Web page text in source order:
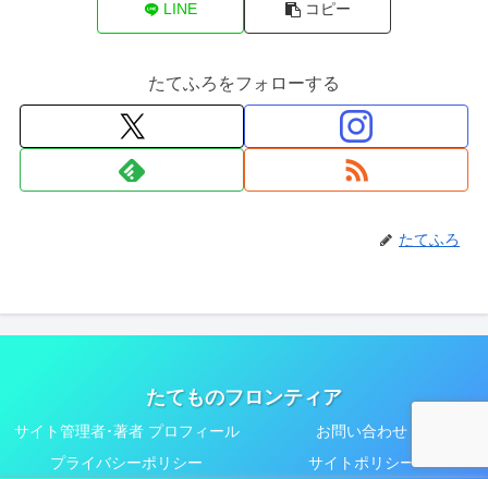
LINE コピー
たてふろをフォローする
たてふろ
たてものフロンティア
サイト管理者･著者 プロフィール
お問い合わせ
プライバシーポリシー
サイトポリシー